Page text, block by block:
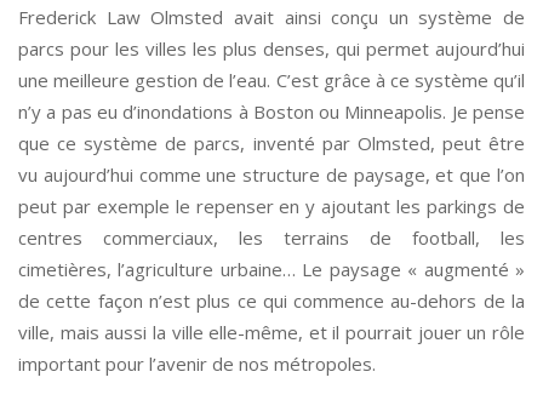
Frederick Law Olmsted avait ainsi conçu un système de
parcs pour les villes les plus denses, qui permet aujourd’hui
une meilleure gestion de l’eau. C’est grâce à ce système qu’il
n’y a pas eu d’inondations à Boston ou Minneapolis. Je pense
que ce système de parcs, inventé par Olmsted, peut être
vu aujourd’hui comme une structure de paysage, et que l’on
peut par exemple le repenser en y ajoutant les parkings de
centres commerciaux, les terrains de football, les
cimetières, l’agriculture urbaine… Le paysage « augmenté »
de cette façon n’est plus ce qui commence au-dehors de la
ville, mais aussi la ville elle-même, et il pourrait jouer un rôle
important pour l’avenir de nos métropoles.